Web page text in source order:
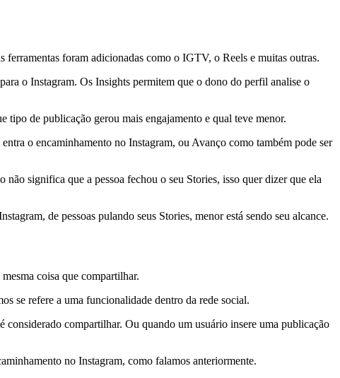
foram adicionadas como o IGTV, o Reels e muitas outras.
o Instagram. Os Insights permitem que o dono do perfil analise o
tipo de publicação gerou mais engajamento e qual teve menor.
o encaminhamento no Instagram, ou Avanço como também pode ser
significa que a pessoa fechou o seu Stories, isso quer dizer que ela
de pessoas pulando seus Stories, menor está sendo seu alcance.
coisa que compartilhar.
se refere a uma funcionalidade dentro da rede social.
compartilhar. Ou quando um usuário insere uma publicação
no Instagram, como falamos anteriormente.